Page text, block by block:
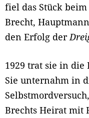
fiel das Stück
Brecht,
den Erfolg der
1929 trat sie in die
Sie unternahm in
Brechts Heirat mit